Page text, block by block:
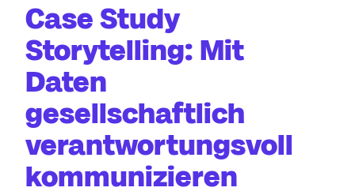
Case Study
Storytelling: Mit
Daten
gesellschaftlich
verantwortungsvoll
kommunizieren